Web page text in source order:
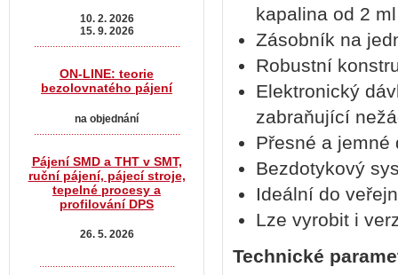
kapalina od 2
Zásobník na
Robustní
Elektronický
zabraňující
Přesné a jemné
Bezdotykový
Ideální do
Lze vyrobit i
Technické
10. 2. 2026
15. 9. 2026
.......................................................
ON-LINE: teorie
bezolovnatého pájení
na objednání
Pájení SMD a THT v SMT,
ruční pájení, pájecí stroje,
tepelné procesy a
profilování DPS
26. 5. 2026
...................................................